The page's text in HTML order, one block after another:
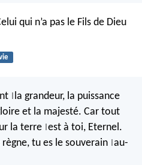
qui n’a pas le Fils de Dieu
la grandeur, la puissance
et la majesté. Car tout
la terre est à toi, Eternel.
règne, tu es le souverain au-